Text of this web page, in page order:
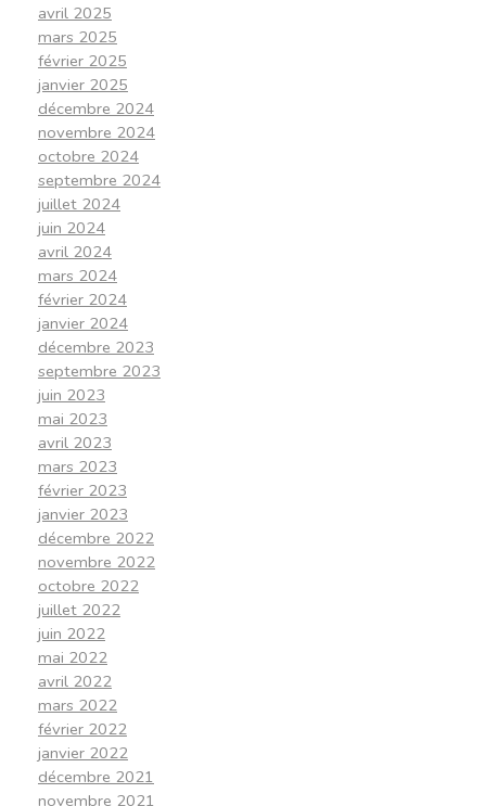
avril 2025
mars 2025
février 2025
janvier 2025
décembre 2024
novembre 2024
octobre 2024
septembre 2024
juillet 2024
juin 2024
avril 2024
mars 2024
février 2024
janvier 2024
décembre 2023
septembre 2023
juin 2023
mai 2023
avril 2023
mars 2023
février 2023
janvier 2023
décembre 2022
novembre 2022
octobre 2022
juillet 2022
juin 2022
mai 2022
avril 2022
mars 2022
février 2022
janvier 2022
décembre 2021
novembre 2021